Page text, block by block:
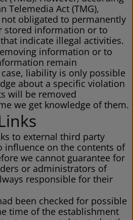
Telemedia Act (TMG),
obligated to permanently
stored information or to
indicate illegal activities.
information or to
remain
liability is only possible
about a specific violation
will be removed
we get knowledge of them.
to external third party
influence on the contents of
we cannot guarantee for
or administrators of
responsible for their
been checked for possible
time of the establishment